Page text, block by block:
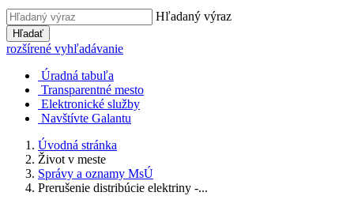
Hľadaný výraz
Hľadať
rozšírené vyhľadávanie
Úradná tabuľa
Transparentné mesto
Elektronické služby
Navštívte Galantu
Úvodná stránka
Život v meste
Správy a oznamy MsÚ
Prerušenie distribúcie elektriny -...